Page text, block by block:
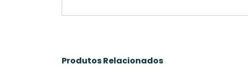
Produtos Relacionados